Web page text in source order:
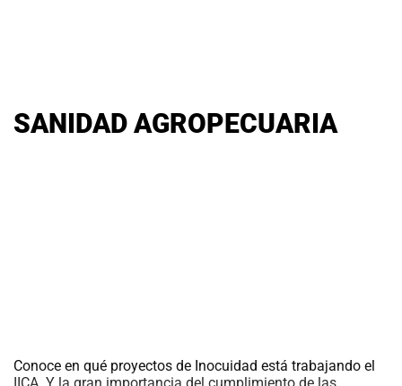
SANIDAD AGROPECUARIA
Conoce en qué proyectos de Inocuidad está trabajando el